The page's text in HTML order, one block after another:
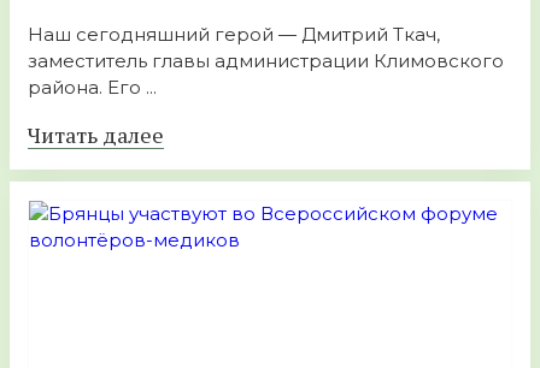
Наш сегодняшний герой — Дмитрий Ткач,
заместитель главы администрации Климовского
района. Его ...
Читать далее